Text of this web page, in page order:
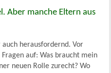
Aber manche Eltern aus
herausfordernd. Vor
auf: Was braucht mein
neuen Rolle zurecht? Wo